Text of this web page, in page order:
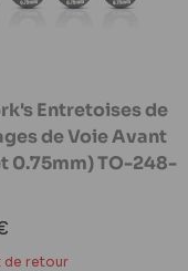
Entretoises de
de Voie Avant
0.75mm) TO-248-
de retour